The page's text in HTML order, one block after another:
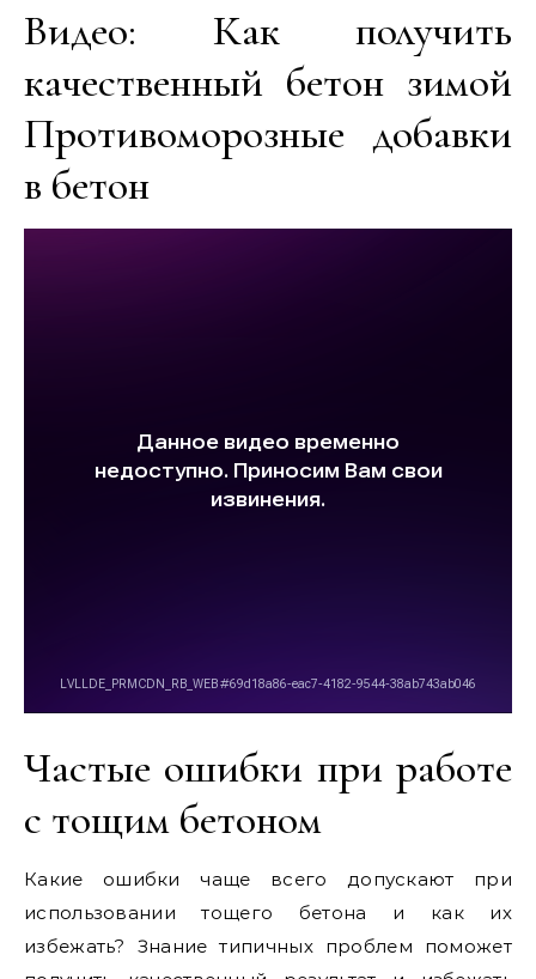
Видео: Как получить
качественный бетон зимой
Противоморозные добавки
в бетон
Частые ошибки при работе
с тощим бетоном
Какие ошибки чаще всего допускают при
использовании тощего бетона и как их
избежать? Знание типичных проблем поможет